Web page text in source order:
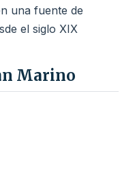
una fuente de
el siglo XIX
Marino